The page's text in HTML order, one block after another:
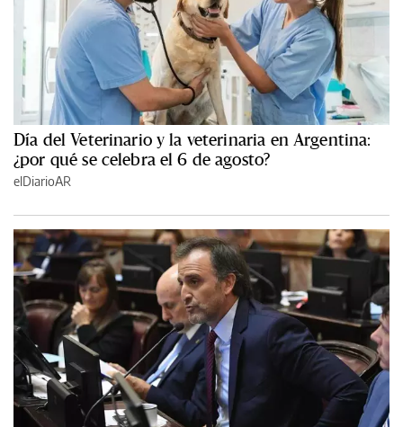
Día del Veterinario y la veterinaria en Argentina:
¿por qué se celebra el 6 de agosto?
elDiarioAR